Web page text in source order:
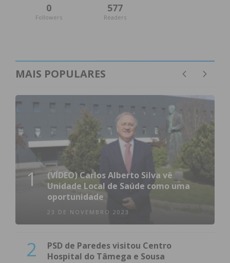
0
Followers
577
Readers
MAIS POPULARES
1
(VÍDEO) Carlos Alberto Silva vê
Unidade Local de Saúde como uma
oportunidade
23 DE NOVEMBRO 2023
2
PSD de Paredes visitou Centro
Hospital do Tâmega e Sousa